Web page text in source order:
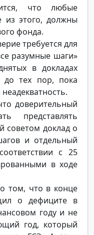
что любые
из этого, должны
фонда.
требуется для
разумные шаги»
в докладах
тех пор, пока
доверительный
представлять
советом доклад о
и отдельный
с 25
в ходе
том, что в конце
о дефиците в
году и не
год, который